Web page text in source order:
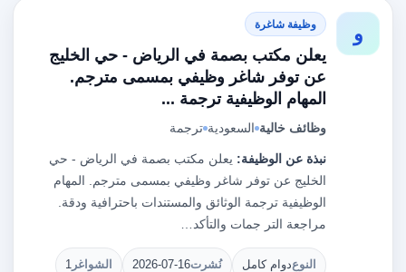
و وظيفة شاغرة
يعلن مكتب بصمة في الرياض - حي الخليج
عن توفر شاغر وظيفي بمسمى مترجم.
المهام الوظيفية ترجمة ...
وظائف خالية السعودية ترجمة
نبذة عن الوظيفة: يعلن مكتب بصمة في الرياض - حي
الخليج عن توفر شاغر وظيفي بمسمى مترجم. المهام
الوظيفية ترجمة الوثائق والمستندات باحترافية ودقة.
مراجعة التر جمات والتأكد…
النوعدوام كامل نُشرت2026-07-16 الشواغر 1